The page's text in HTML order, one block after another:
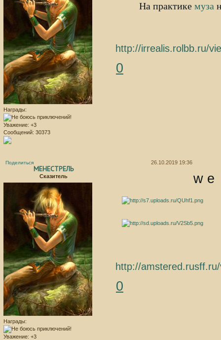
Награды:
Уважение: +3
Сообщений: 30373
На практике муза
http://irrealis.rolbb.ru/
0
Поделиться 26.10.2019 19:36
МЕНЕСТРЕЛЬ
Сказитель
Награды:
Уважение: +3
w
http://
0